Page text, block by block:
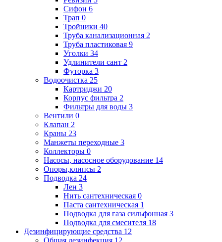
Сифон 6
Трап 0
Тройники 40
Труба канализационная 2
Труба пластиковая 9
Уголки 34
Удлинители сант 2
Футорка 3
Водоочистка 25
Картриджи 20
Корпус фильтра 2
Фильтры для воды 3
Вентили 0
Клапан 2
Краны 23
Манжеты переходные 3
Коллекторы 0
Насосы, насосное оборудование 14
Опоры,клипсы 2
Подводка 24
Лен 3
Нить сантехническая 0
Паста сантехническая 1
Подводка для газа сильфонная 3
Подводка для смесителя 18
Дезинфицирующие средства 12